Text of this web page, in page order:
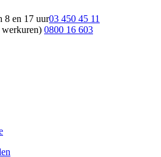
8 en 17 uur03 450 45 11
0800 16 603